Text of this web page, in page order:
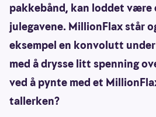
pakkebånd, kan loddet være
julegavene. MillionFlax står
eksempel en konvolutt
med å drysse litt spenning
ved å pynte med et
tallerken?